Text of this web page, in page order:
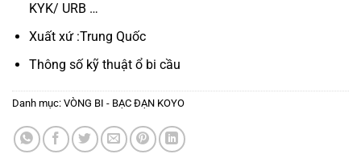
KYK/ URB …
Xuất xứ :Trung Quốc
Thông số kỹ thuậtổ bi cầu
Danh mục: VÒNG BI - BẠC ĐẠN KOYO